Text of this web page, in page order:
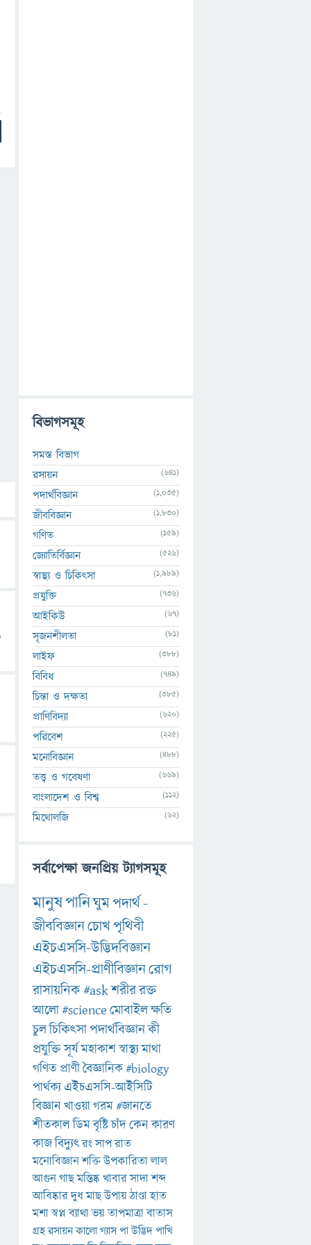
বিভাগসমূহ
সমস্ত বিভাগ
রসায়ন
(641)
পদার্থবিজ্ঞান (1,035)
জীববিজ্ঞান (1,830)
গণিত (159)
জ্যোতির্বিজ্ঞান (526)
স্বাস্থ্য ও চিকিৎসা (1,989)
প্রযুক্তি (736)
আইকিউ (67)
সৃজনশীলতা (81)
লাইফ (388)
বিবিধ (749)
চিন্তা ও দক্ষতা (385)
প্রাণিবিদ্যা (620)
পরিবেশ (225)
মনোবিজ্ঞান (488)
তত্ত্ব ও গবেষণা (669)
বাংলাদেশ ও বিশ্ব (112)
মিথোলজি (62)
সর্বাপেক্ষা জনপ্রিয় ট্যাগসমূহ
মানুষপানিঘুমপদার্থ-
জীববিজ্ঞানচোখপৃথিবী
এইচএসসি-উদ্ভিদবিজ্ঞান
এইচএসসি-প্রাণীবিজ্ঞানরোগ
রাসায়নিক#askশরীররক্ত
আলো#scienceমোবাইলক্ষতি
চুলচিকিৎসাপদার্থবিজ্ঞানকী
প্রযুক্তিসূর্যমহাকাশস্বাস্থ্যমাথা
গণিত প্রাণীবৈজ্ঞানিক#biology
পার্থক্য এইচএসসি-আইসিটি
বিজ্ঞানখাওয়াগরম#জানতে
শীতকালডিমবৃষ্টিচাঁদকেনকারণ
কাজবিদ্যুৎরংসাপরাত
মনোবিজ্ঞানশক্তিউপকারিতালাল
আগুনগাছমস্তিষ্কখাবারসাদাশব্দ
আবিষ্কারদুধমাছউপায়ঠাণ্ডাহাত
মশাস্বপ্নব্যাথাভয়তাপমাত্রাবাতাস
গ্রহরসায়নকালোগ্যাসপাউদ্ভিদপাখি